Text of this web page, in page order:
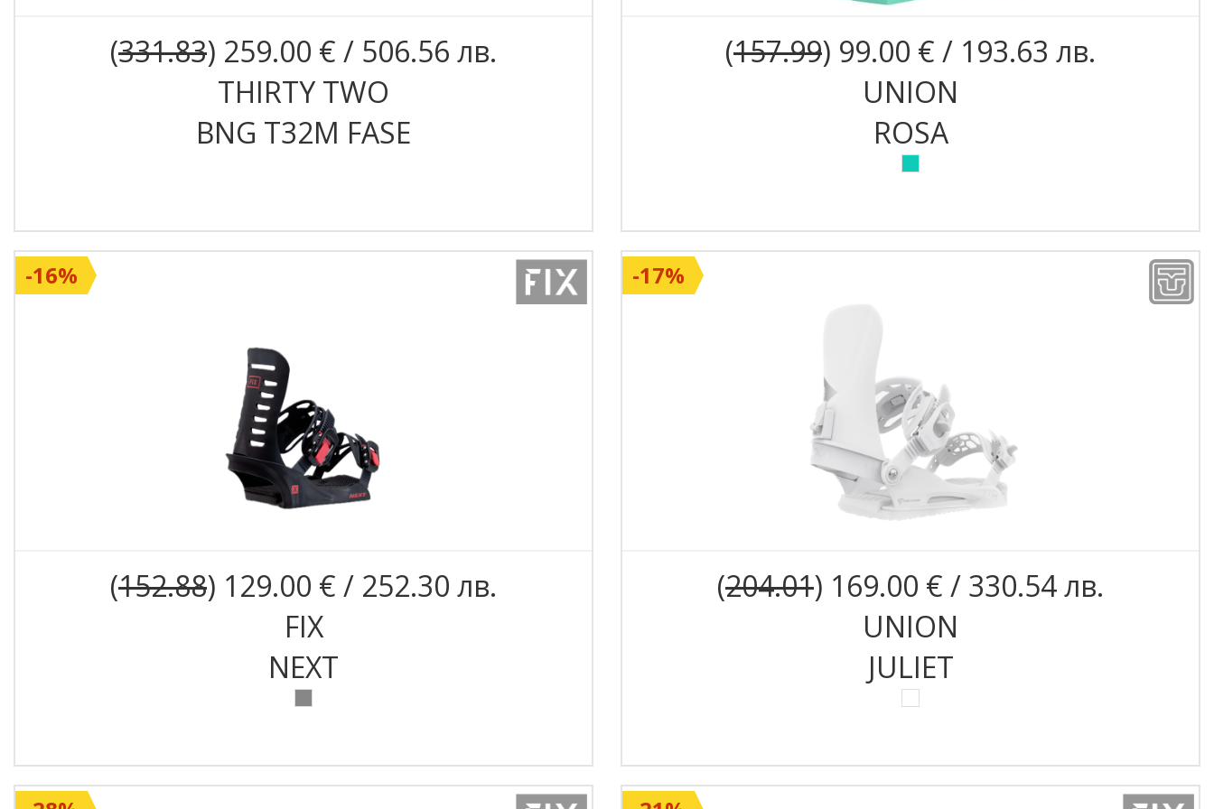
Предна каишка:TS 2.1
Aluminum S2 w/ Steel
Съвместимост:4x2, 4x4 и Channel системи
(331.83) 259.00 € / 506.56 лв.
THIRTY TWO
BNG T32M FASE
(157.99) 99.00 € / 193.63 лв.
UNION
ROSA
(152.88) 129.00 € / 252.30 лв.
FIX
NEXT
-16%
(204.01) 169.00 € / 330.54 лв.
UNION
JULIET
-17%